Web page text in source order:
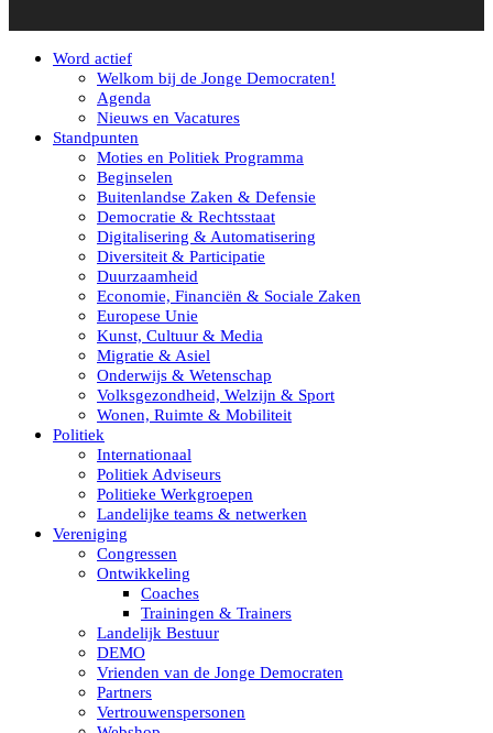
Word actief
Welkom bij de Jonge Democraten!
Agenda
Nieuws en Vacatures
Standpunten
Moties en Politiek Programma
Beginselen
Buitenlandse Zaken & Defensie
Democratie & Rechtsstaat
Digitalisering & Automatisering
Diversiteit & Participatie
Duurzaamheid
Economie, Financiën & Sociale Zaken
Europese Unie
Kunst, Cultuur & Media
Migratie & Asiel
Onderwijs & Wetenschap
Volksgezondheid, Welzijn & Sport
Wonen, Ruimte & Mobiliteit
Politiek
Internationaal
Politiek Adviseurs
Politieke Werkgroepen
Landelijke teams & netwerken
Vereniging
Congressen
Ontwikkeling
Coaches
Trainingen & Trainers
Landelijk Bestuur
DEMO
Vrienden van de Jonge Democraten
Partners
Vertrouwenspersonen